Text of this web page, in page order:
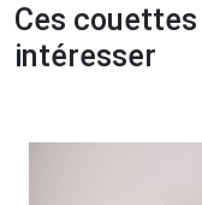
Ces
intéresser